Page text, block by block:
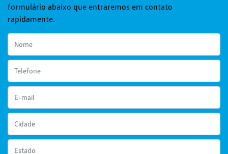
formulário abaixo que entraremos em contato
rapidamente.